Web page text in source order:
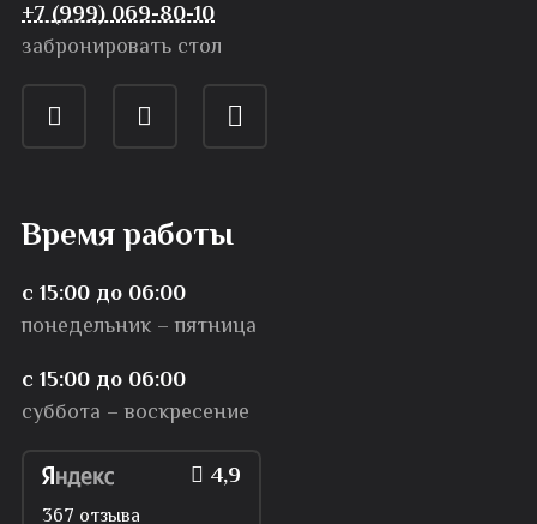
+7 (999) 069-80-10
забронировать стол
Время работы
с 15:00 до 06:00
понедельник – пятница
с 15:00 до 06:00
суббота – воскресение
4,9
367 отзыва